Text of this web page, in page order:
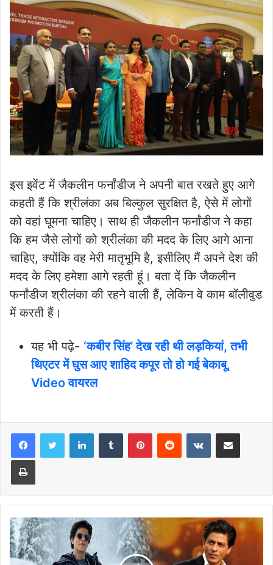
इस इवेंट में जैकलीन फर्नांडीज ने अपनी बात रखते हुए आगे
कहती हैं कि श्रीलंका अब बिल्कुल सुरक्षित है, ऐसे में लोगों
को वहां घूमना चाहिए। साथ ही जैकलीन फर्नांडीज ने कहा
कि हम जैसे लोगों को श्रीलंका की मदद के लिए आगे आना
चाहिए, क्योंकि वह मेरी मातृभूमि है, इसीलिए मैं अपने देश की
मदद के लिए हमेशा आगे रहती हूं। बता दें कि जैकलीन
फर्नांडीज श्रीलंका की रहने वाली हैं, लेकिन वे काम बॉलीवुड
में करती हैं।
यह भी पढ़े- ‘कबीर सिंह’ देख रही थी लड़कियां, तभी
थिएटर में घुस आए शाहिद कपूर तो हो गई बेकाबू,
Video वायरल
LinkedInTumblr PinterestReddit VKontakteShare via Email
Print